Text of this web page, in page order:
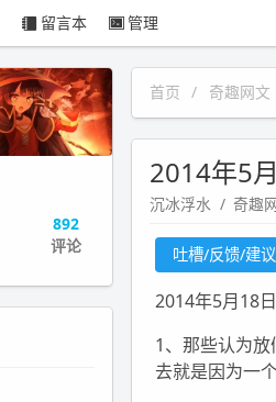
留言本 管理
首页 奇趣网文
2014年5
沉冰浮水 奇趣
吐槽/反馈/建议
2014年5月18
1、那些认为
去就是因为一
892
评论